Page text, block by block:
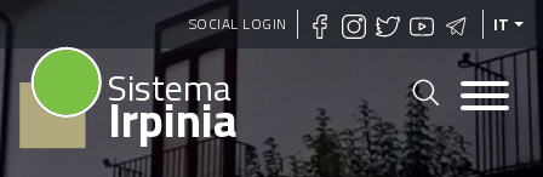
Salta
al
principale
SOCIAL LOGIN IT
Sistema
Irpinia